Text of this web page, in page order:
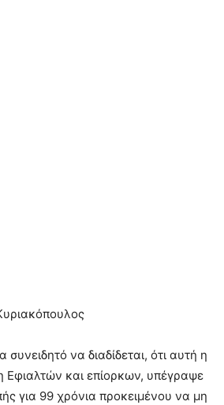
συνειδητό να διαδίδεται, ότι αυτή η
Εφιαλτών και επίορκων, υπέγραψε
για 99 χρόνια προκειμένου να μη